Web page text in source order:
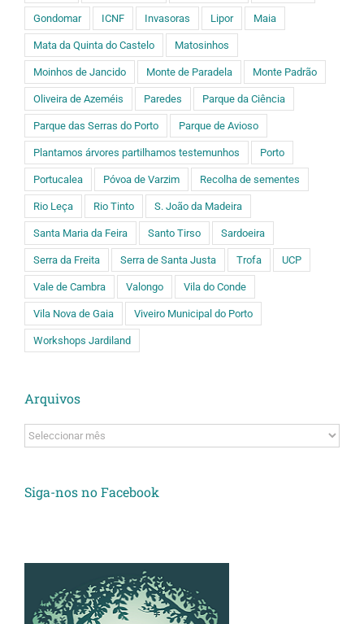
Gondomar ICNF Invasoras Lipor Maia
Mata da Quinta do Castelo Matosinhos
Moinhos de Jancido Monte de Paradela Monte Padrão
Oliveira de Azeméis Paredes Parque da Ciência
Parque das Serras do Porto Parque de Avioso
Plantamos árvores partilhamos testemunhos Porto
Portucalea Póvoa de Varzim Recolha de sementes
Rio Leça Rio Tinto S. João da Madeira
Santa Maria da Feira Santo Tirso Sardoeira
Serra da Freita Serra de Santa Justa Trofa UCP
Vale de Cambra Valongo Vila do Conde
Vila Nova de Gaia Viveiro Municipal do Porto
Workshops Jardiland
Arquivos
Arquivos
Siga-nos no Facebook